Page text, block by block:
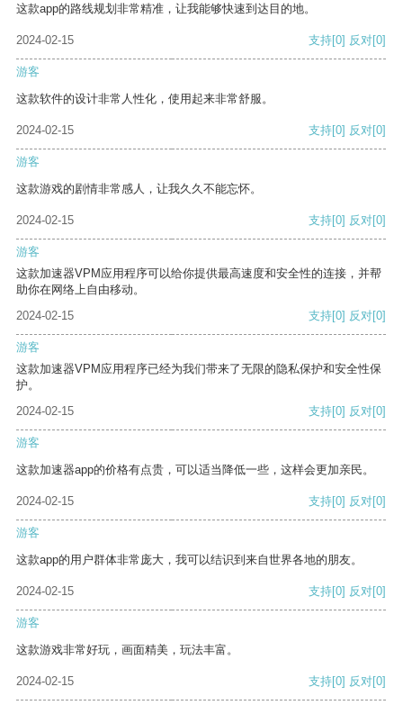
这款app的路线规划非常精准，让我能够快速到达目的地。
2024-02-15 支持[0] 反对[0]
游客
这款软件的设计非常人性化，使用起来非常舒服。
2024-02-15 支持[0] 反对[0]
游客
这款游戏的剧情非常感人，让我久久不能忘怀。
2024-02-15 支持[0] 反对[0]
游客
这款加速器VPM应用程序可以给你提供最高速度和安全性的连接，并帮
助你在网络上自由移动。
2024-02-15
支持[0] 反对[0]
游客
这款加速器VPM应用程序已经为我们带来了无限的隐私保护和安全性保
护。
2024-02-15
支持[0] 反对[0]
游客
这款加速器app的价格有点贵，可以适当降低一些，这样会更加亲民。
2024-02-15 支持[0] 反对[0]
游客
这款app的用户群体非常庞大，我可以结识到来自世界各地的朋友。
2024-02-15 支持[0] 反对[0]
游客
这款游戏非常好玩，画面精美，玩法丰富。
2024-02-15 支持[0] 反对[0]